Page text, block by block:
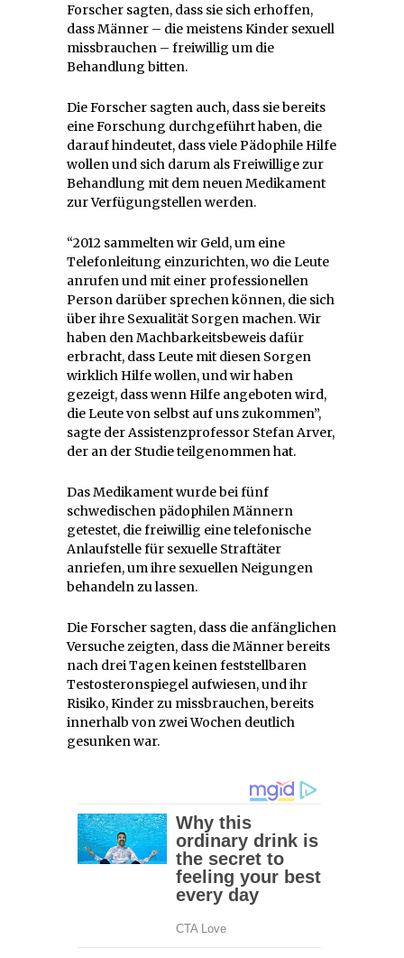
Forscher sagten, dass sie sich erhoffen,
dass Männer – die meistens Kinder sexuell
missbrauchen – freiwillig um die
Behandlung bitten.
Die Forscher sagten auch, dass sie bereits
eine Forschung durchgeführt haben, die
darauf hindeutet, dass viele Pädophile Hilfe
wollen und sich darum als Freiwillige zur
Behandlung mit dem neuen Medikament
zur Verfügungstellen werden.
“2012 sammelten wir Geld, um eine
Telefonleitung einzurichten, wo die Leute
anrufen und mit einer professionellen
Person darüber sprechen können, die sich
über ihre Sexualität Sorgen machen. Wir
haben den Machbarkeitsbeweis dafür
erbracht, dass Leute mit diesen Sorgen
wirklich Hilfe wollen, und wir haben
gezeigt, dass wenn Hilfe angeboten wird,
die Leute von selbst auf uns zukommen”,
sagte der Assistenzprofessor Stefan Arver,
der an der Studie teilgenommen hat.
Das Medikament wurde bei fünf
schwedischen pädophilen Männern
getestet, die freiwillig eine telefonische
Anlaufstelle für sexuelle Straftäter
anriefen, um ihre sexuellen Neigungen
behandeln zu lassen.
Die Forscher sagten, dass die anfänglichen
Versuche zeigten, dass die Männer bereits
nach drei Tagen keinen feststellbaren
Testosteronspiegel aufwiesen, und ihr
Risiko, Kinder zu missbrauchen, bereits
innerhalb von zwei Wochen deutlich
gesunken war.